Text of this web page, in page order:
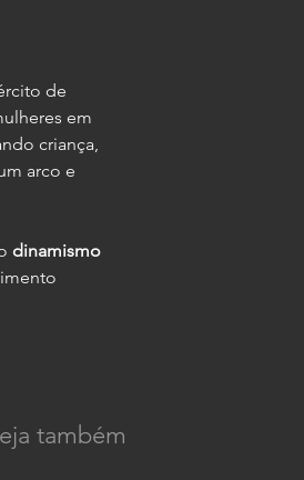
de
em
criança,
arco e
dinamismo
também